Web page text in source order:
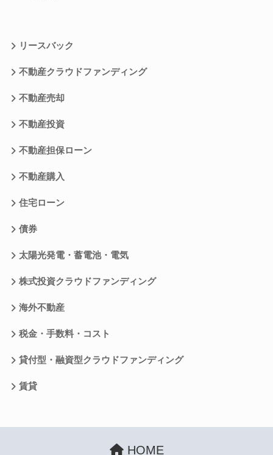
リースバック
不動産クラウドファンディング
不動産売却
不動産投資
不動産担保ローン
不動産購入
住宅ローン
債券
太陽光発電・蓄電池・電気
株式投資クラウドファンディング
海外不動産
税金・手数料・コスト
貸付型・融資型クラウドファンディング
賃貸
HOME